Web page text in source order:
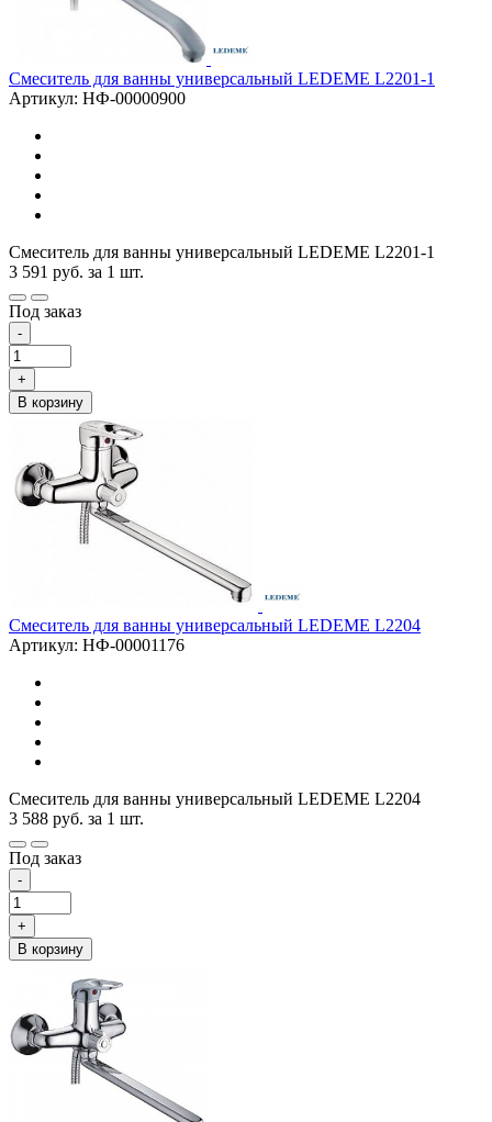
Смеситель для ванны универсальный LEDEME L2201-1
Артикул: НФ-00000900
Смеситель для ванны универсальный LEDEME L2201-1
3 591 руб. за 1 шт.
Под заказ
-
+
В корзину
Смеситель для ванны универсальный LEDEME L2204
Артикул: НФ-00001176
Смеситель для ванны универсальный LEDEME L2204
3 588 руб. за 1 шт.
Под заказ
-
+
В корзину